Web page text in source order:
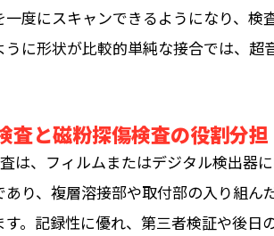
一度にスキャンできるようになり、検
うに形状が比較的単純な接合では、超
査と磁粉探傷検査の役割分担
は、フィルムまたはデジタル検出器
あり、複層溶接部や取付部の入り組
す。記録性に優れ、第三者検証や後日